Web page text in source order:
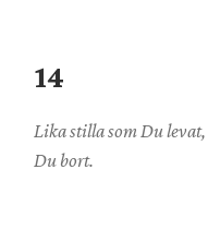
14
Lika stilla som Du
Du bort.